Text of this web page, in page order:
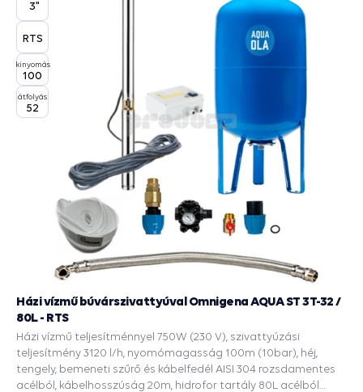
3"
RTS
kinyomás
100
átfolyás
52
Házi vízmű búvárszivattyúval Omnigena AQUA ST 3T-32 /
80L - RTS
Házi vízmű teljesítménnyel 750W (230 V), szivattyúzási
teljesítmény 3120 l/h, nyomómagasság 100m (10bar), héj,
tengely, bemeneti szűrő és kábelfedél AISI 304 rozsdamentes
acélból, kábelhosszúság 20m, hidrofor tartály 80L acélból